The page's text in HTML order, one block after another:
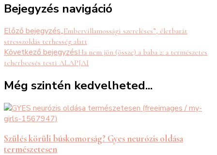
Bejegyzés navigáció
Előző bejegyzés„Embervillamossági szereléses”, életbarát
stresszoldás terhesség alatt
Következő bejegyzésHa nem jön (össze) a baba 2: a természetes
teherbeesés testi ALAPJAI
Még szintén kedvelheted...
Szülés körüli búskomorság? Gyes neurózis oldása
természetesen